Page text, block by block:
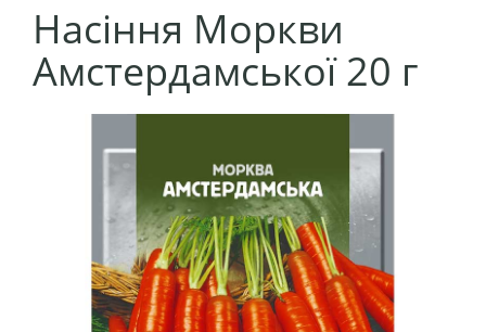
Насіння Моркви
Амстердамської 20 г